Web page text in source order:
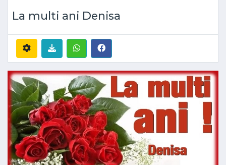
La multi ani Denisa